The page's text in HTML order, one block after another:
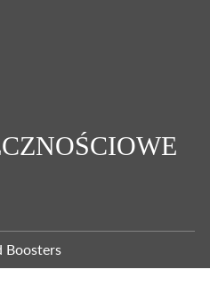
Boosters